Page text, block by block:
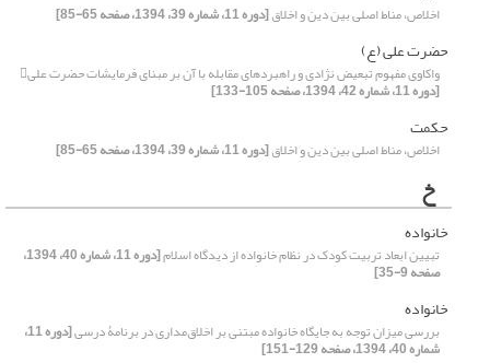
اخلاص، مناط اصلی بین دین و اخلاق[دوره 11، شماره 39، 1394، صفحه 65-85]
حضرت علی (ع)
واکاوی مفهوم تبعیض نژادی و راهبردهای مقابله با آن بر مبنای فرمایشات حضرت علی
[دوره 11، شماره 42، 1394، صفحه 105-133]
حکمت
اخلاص، مناط اصلی بین دین و اخلاق[دوره 11، شماره 39، 1394، صفحه 65-85]
خ
خانواده
تبیین ابعاد تربیت کودک در نظام خانواده از دیدگاه اسلام [دوره 11، شماره 40، 1394،
صفحه 9-35]
خانواده
بررسی میزان توجه به جایگاه خانواده مبتنی بر اخلاق‌مداری در برنامۀ درسی [دوره 11،
شماره 40، 1394، صفحه 129-151]